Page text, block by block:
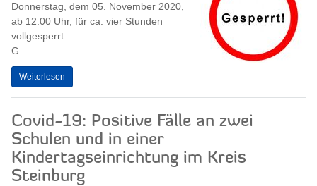
Donnerstag, dem 05. November 2020,
ab 12.00 Uhr, für ca. vier Stunden
vollgesperrt.
G...
Weiterlesen
Covid-19: Positive Fälle an zwei
Schulen und in einer
Kindertagseinrichtung im Kreis
Steinburg